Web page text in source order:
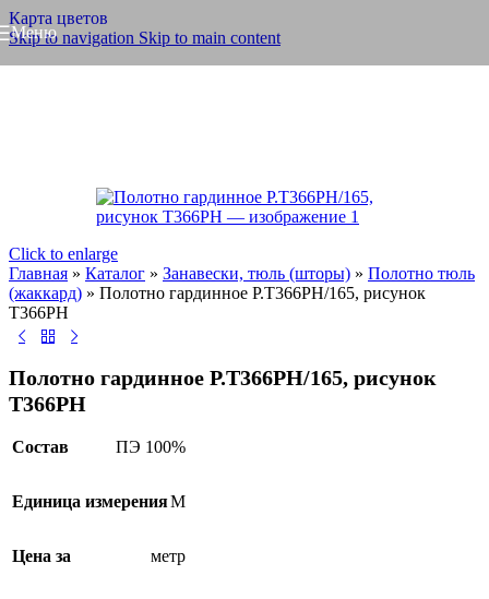
Карта цветов
Skip to navigation Skip to main content
Меню
Click to enlarge
Главная » Каталог » Занавески, тюль (шторы) » Полотно тюль
(жаккард) » Полотно гардинное Р.Т366РН/165, рисунок
Т366РН
Полотно гардинное Р.Т366РН/165, рисунок
Т366РН
Состав ПЭ 100%
Единица измеренияМ
Цена за метр